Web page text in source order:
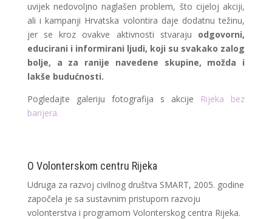
uvijek nedovoljno naglašen problem, što cijeloj akciji,
ali i kampanji Hrvatska volontira daje dodatnu težinu,
jer se kroz ovakve aktivnosti stvaraju odgovorni,
educirani i informirani ljudi, koji su svakako zalog
bolje, a za ranije navedene skupine, možda i
lakše budućnosti.
Pogledajte galeriju fotografija s akcije Rijeka bez
barijera.
O Volonterskom centru Rijeka
Udruga za razvoj civilnog društva SMART, 2005. godine
započela je sa sustavnim pristupom razvoju
volonterstva i programom Volonterskog centra Rijeka.